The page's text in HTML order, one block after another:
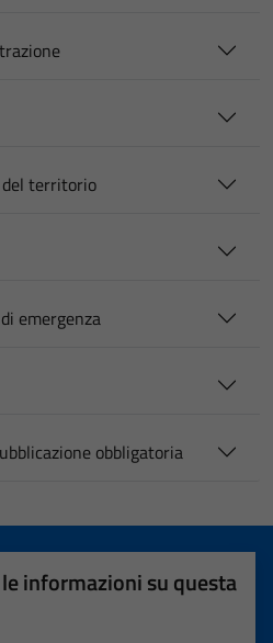
del territorio
emergenza
obbligatoria
informazioni su questa